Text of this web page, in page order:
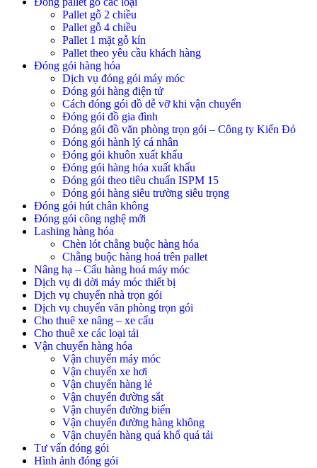
Pallet gỗ 2 chiều
Pallet gỗ 4 chiều
Pallet 1 mặt gỗ kín
Pallet theo yêu cầu khách hàng
Đóng gói hàng hóa
Dịch vụ đóng gói máy móc
Đóng gói hàng điện tử
Cách đóng gói đồ dễ vỡ khi vận chuyển
Đóng gói đồ gia đình
Đóng gói đồ văn phòng trọn gói – Công ty Kiến Đỏ
Đóng gói hành lý cá nhân
Đóng gói khuôn xuất khẩu
Đóng gói hàng hóa xuất khẩu
Đóng gói theo tiêu chuẩn ISPM 15
Đóng gói hàng siêu trường siêu trọng
Đóng gói hút chân không
Đóng gói công nghệ mới
Lashing hàng hóa
Chèn lót chằng buộc hàng hóa
Chằng buộc hàng hoá trên pallet
Nâng hạ – Cẩu hàng hoá máy móc
Dịch vụ di dời máy móc thiết bị
Dịch vụ chuyển nhà trọn gói
Dịch vụ chuyển văn phòng trọn gói
Cho thuê xe nâng – xe cẩu
Cho thuê xe các loại tải
Vận chuyển hàng hóa
Vận chuyển máy móc
Vận chuyển xe hơi
Vận chuyển hàng lẻ
Vận chuyển đường sắt
Vận chuyển đường biển
Vận chuyển đường hàng không
Vận chuyển hàng quá khổ quá tải
Tư vấn đóng gói
Hình ảnh đóng gói